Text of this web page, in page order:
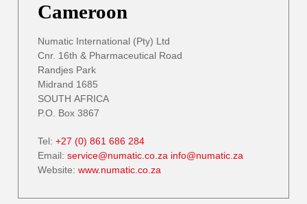
Cameroon
Numatic International (Pty) Ltd
Cnr. 16th & Pharmaceutical Road
Randjes Park
Midrand 1685
SOUTH AFRICA
P.O. Box 3867
Tel: +27 (0) 861 686 284
Email: service@numatic.co.za info@numatic.za
Website: www.numatic.co.za